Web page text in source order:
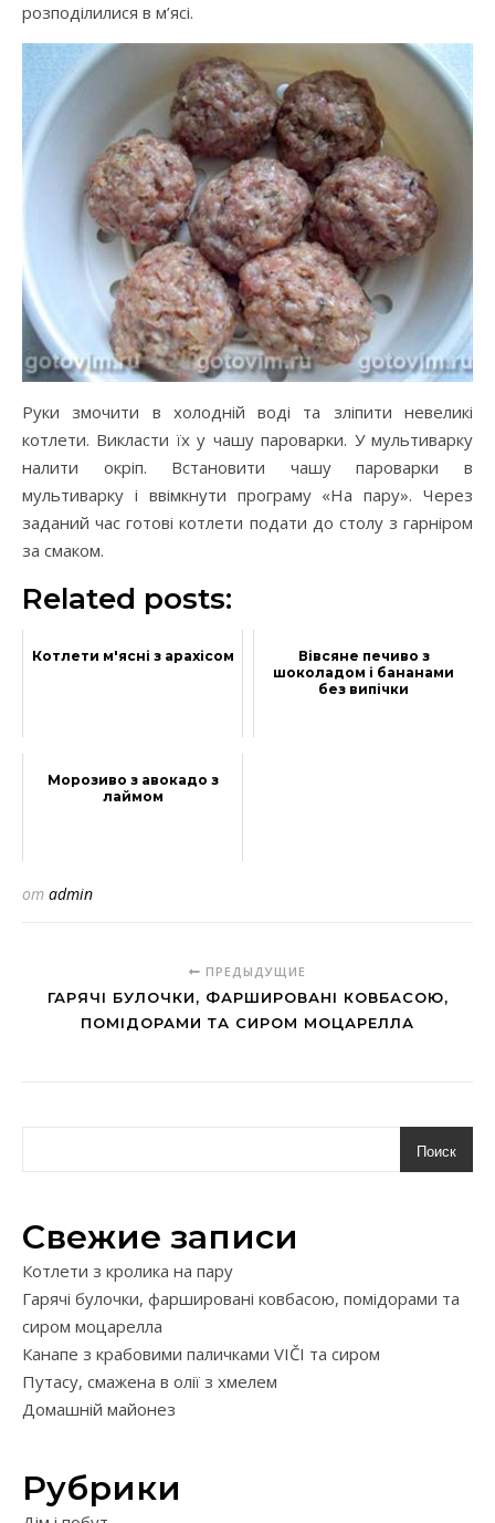
розподілилися в м’ясі.
Руки змочити в холодній воді та зліпити невеликі
котлети. Викласти їх у чашу пароварки. У мультиварку
налити окріп. Встановити чашу пароварки в
мультиварку і ввімкнути програму «На пару». Через
заданий час готові котлети подати до столу з гарніром
за смаком.
Related posts:
Котлети м'ясні з арахісом
Вівсяне печиво з
шоколадом і бананами
без випічки
Морозиво з авокадо з
лаймом
от admin
ПРЕДЫДУЩИЕ
ГАРЯЧІ БУЛОЧКИ, ФАРШИРОВАНІ КОВБАСОЮ,
ПОМІДОРАМИ ТА СИРОМ МОЦАРЕЛЛА
Поиск
Свежие записи
Котлети з кролика на пару
Гарячі булочки, фаршировані ковбасою, помідорами та
сиром моцарелла
Канапе з крабовими паличками VIČI та сиром
Путасу, смажена в олії з хмелем
Домашній майонез
Рубрики